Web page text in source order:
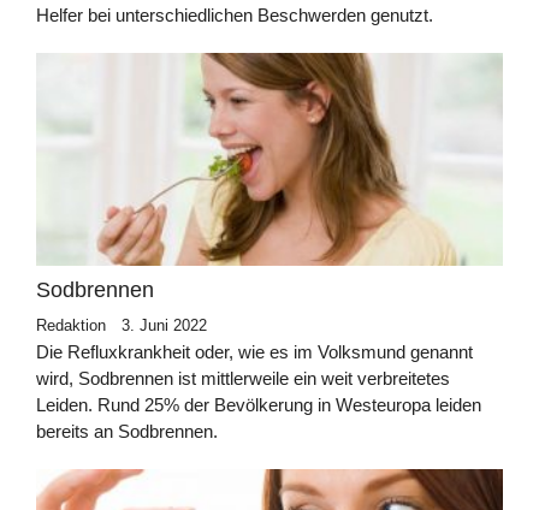
Helfer bei unterschiedlichen Beschwerden genutzt.
Sodbrennen
Redaktion 3. Juni 2022
Die Refluxkrankheit oder, wie es im Volksmund genannt
wird, Sodbrennen ist mittlerweile ein weit verbreitetes
Leiden. Rund 25% der Bevölkerung in Westeuropa leiden
bereits an Sodbrennen.